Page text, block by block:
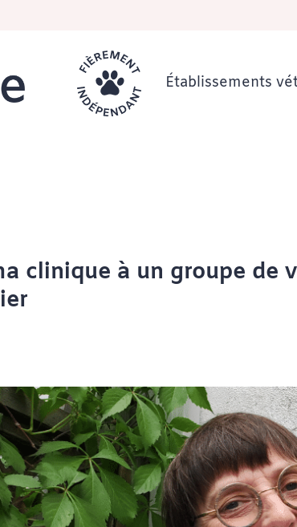
Établissements
clinique à un groupe